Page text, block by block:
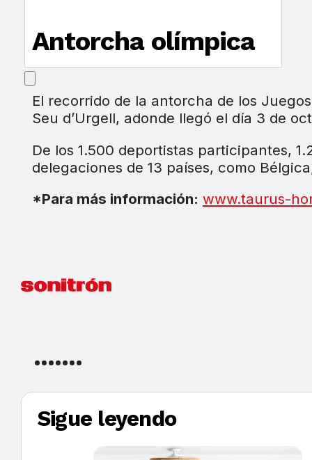
Antorcha olímpica
El recorrido de la antorcha de los
Seu d’Urgell, adonde llegó el día 3 de
De los 1.500 deportistas participantes,
delegaciones de 13 países, como
*Para más información: www.taurus-
Sigue leyendo